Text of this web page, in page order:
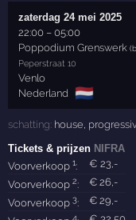
zaterdag 24 mei 2025
22:00 –05:00
Poppodium Grenswerk
Peperstraat 10
Venlo
Nederland 🇳🇱
schatting: house,
Tickets & prijzen NIFRA
Voorverkoop1: € 23 ,-
Voorverkoop2: €26 ,-
Voorverkoop3: €29 ,-
4